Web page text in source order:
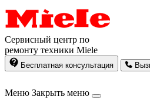
Сервисный центр по
ремонту техники Miele
Бесплатная консультация
Меню Закрыть меню